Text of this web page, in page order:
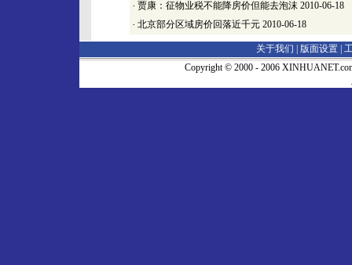
· 贾康：征物业税不能降房价但能去泡沫 2010-06-18
· 北京部分区域房价回落近千元 2010-06-18
关于我们 | 版面设置
Copyright © 2000 - 2006